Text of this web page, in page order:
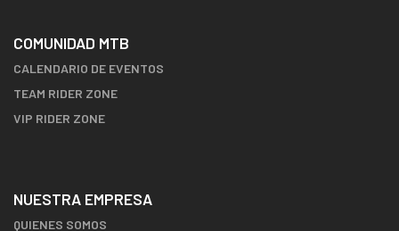
COMUNIDAD MTB
CALENDARIO DE EVENTOS
TEAM RIDER ZONE
VIP RIDER ZONE
NUESTRA EMPRESA
QUIENES SOMOS